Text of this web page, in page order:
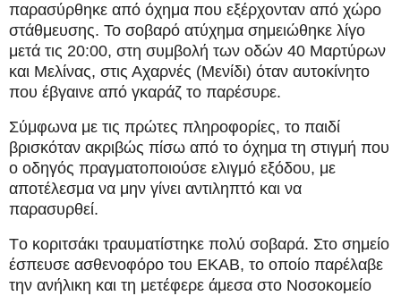
παρασύρθηκε από όχημα που εξέρχονταν από χώρο
στάθμευσης. Το σοβαρό ατύχημα σημειώθηκε λίγο
μετά τις 20:00, στη συμβολή των οδών 40 Μαρτύρων
και Μελίνας, στις Αχαρνές (Μενίδι) όταν αυτοκίνητο
που έβγαινε από γκαράζ το παρέσυρε.
Σύμφωνα με τις πρώτες πληροφορίες, το παιδί
βρισκόταν ακριβώς πίσω από το όχημα τη στιγμή που
ο οδηγός πραγματοποιούσε ελιγμό εξόδου, με
αποτέλεσμα να μην γίνει αντιληπτό και να
παρασυρθεί.
Tο κοριτσάκι τραυματίστηκε πολύ σοβαρά. Στο σημείο
έσπευσε ασθενοφόρο του ΕΚΑΒ, το οποίο παρέλαβε
την ανήλικη και τη μετέφερε άμεσα στο Νοσοκομείο